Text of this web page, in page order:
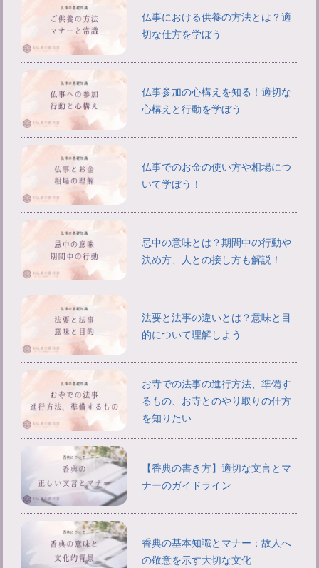
仏事における供養の方法とは？適
切な仕方を学ぼう
仏事参加の心構えを知る！適切な
心構えと行動を学ぼう
仏事でのお金の使い方や相場につ
いて学ぼう！
忌中の意味とは？期間中の行動や
決め方、人との接し方も解説！
法要と法事の違いとは？意味と目
的について理解しよう
お寺での法事の進行方法、準備す
るもの、お寺とのやり取りの仕方
を知りたい
【香典の書き方】適切な文言とマ
ナーのガイドライン
香典の基本知識とマナー：故人へ
の敬意を示す大切な文化